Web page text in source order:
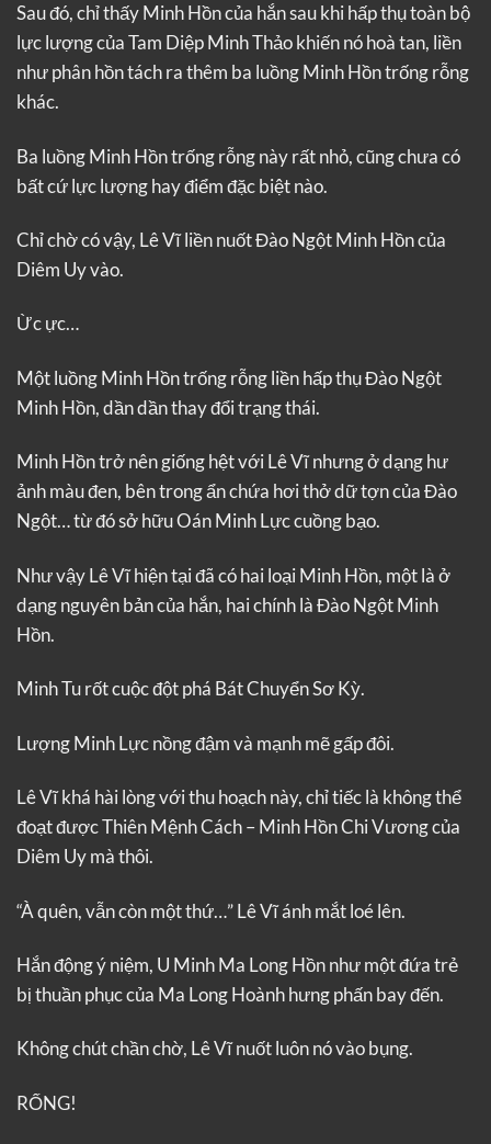
Sau đó, chỉ thấy Minh Hồn của hắn sau khi hấp thụ toàn bộ
lực lượng của Tam Diệp Minh Thảo khiến nó hoà tan, liền
như phân hồn tách ra thêm ba luồng Minh Hồn trống rỗng
khác.
Ba luồng Minh Hồn trống rỗng này rất nhỏ, cũng chưa có
bất cứ lực lượng hay điểm đặc biệt nào.
Chỉ chờ có vậy, Lê Vĩ liền nuốt Đào Ngột Minh Hồn của
Diêm Uy vào.
Ừc ực…
Một luồng Minh Hồn trống rỗng liền hấp thụ Đào Ngột
Minh Hồn, dần dần thay đổi trạng thái.
Minh Hồn trở nên giống hệt với Lê Vĩ nhưng ở dạng hư
ảnh màu đen, bên trong ẩn chứa hơi thở dữ tợn của Đào
Ngột… từ đó sở hữu Oán Minh Lực cuồng bạo.
Như vậy Lê Vĩ hiện tại đã có hai loại Minh Hồn, một là ở
dạng nguyên bản của hắn, hai chính là Đào Ngột Minh
Hồn.
Minh Tu rốt cuộc đột phá Bát Chuyển Sơ Kỳ.
Lượng Minh Lực nồng đậm và mạnh mẽ gấp đôi.
Lê Vĩ khá hài lòng với thu hoạch này, chỉ tiếc là không thể
đoạt được Thiên Mệnh Cách – Minh Hồn Chi Vương của
Diêm Uy mà thôi.
“À quên, vẫn còn một thứ…” Lê Vĩ ánh mắt loé lên.
Hắn động ý niệm, U Minh Ma Long Hồn như một đứa trẻ
bị thuần phục của Ma Long Hoành hưng phấn bay đến.
Không chút chần chờ, Lê Vĩ nuốt luôn nó vào bụng.
RỐNG!